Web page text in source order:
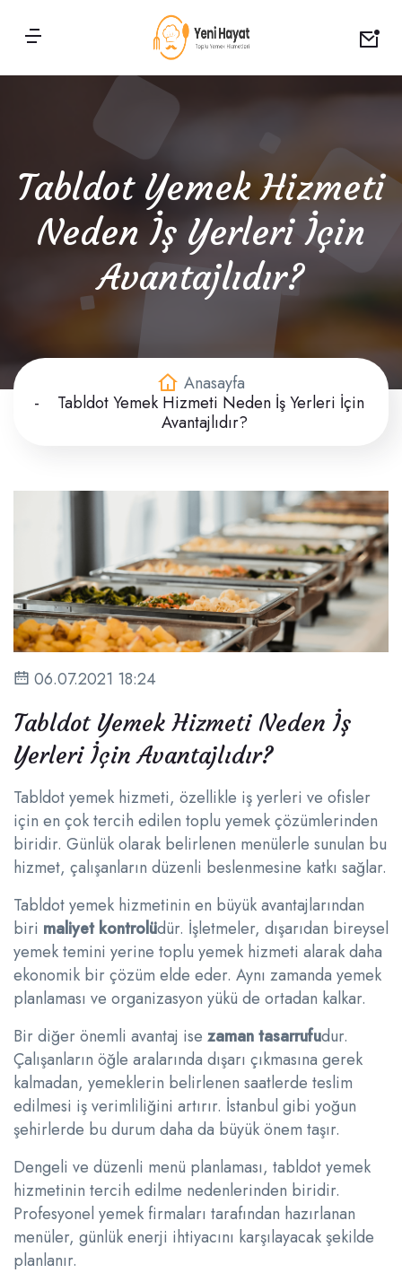
Tabldot Yemek Hizmeti
Neden İş Yerleri İçin
Avantajlıdır?
Anasayfa
Tabldot Yemek Hizmeti Neden İş Yerleri İçin
Avantajlıdır?
06.07.2021 18:24
Tabldot Yemek Hizmeti Neden İş
Yerleri İçin Avantajlıdır?
Tabldot yemek hizmeti, özellikle iş yerleri ve ofisler
için en çok tercih edilen toplu yemek çözümlerinden
biridir. Günlük olarak belirlenen menülerle sunulan bu
hizmet, çalışanların düzenli beslenmesine katkı sağlar.
Tabldot yemek hizmetinin en büyük avantajlarından
biri maliyet kontrolüdür. İşletmeler, dışarıdan bireysel
yemek temini yerine toplu yemek hizmeti alarak daha
ekonomik bir çözüm elde eder. Aynı zamanda yemek
planlaması ve organizasyon yükü de ortadan kalkar.
Bir diğer önemli avantaj ise zaman tasarrufudur.
Çalışanların öğle aralarında dışarı çıkmasına gerek
kalmadan, yemeklerin belirlenen saatlerde teslim
edilmesi iş verimliliğini artırır. İstanbul gibi yoğun
şehirlerde bu durum daha da büyük önem taşır.
Dengeli ve düzenli menü planlaması, tabldot yemek
hizmetinin tercih edilme nedenlerinden biridir.
Profesyonel yemek firmaları tarafından hazırlanan
menüler, günlük enerji ihtiyacını karşılayacak şekilde
planlanır.